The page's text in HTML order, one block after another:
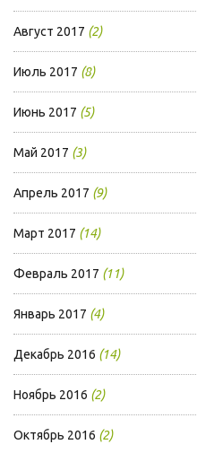
Август 2017 (2)
Июль 2017 (8)
Июнь 2017 (5)
Май 2017 (3)
Апрель 2017 (9)
Март 2017 (14)
Февраль 2017 (11)
Январь 2017 (4)
Декабрь 2016 (14)
Ноябрь 2016 (2)
Октябрь 2016 (2)